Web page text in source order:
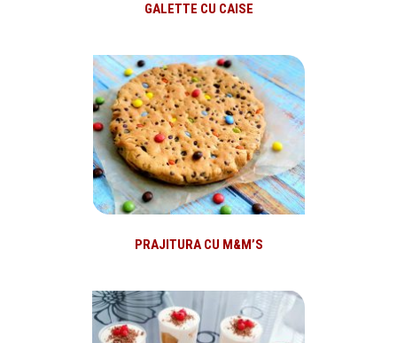
GALETTE CU CAISE
PRAJITURA CU M&M’S